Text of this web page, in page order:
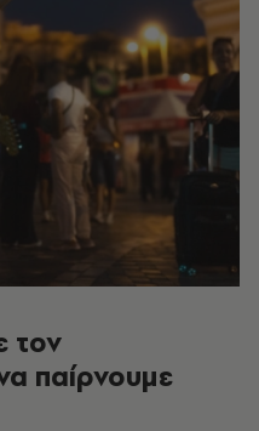
τον
παίρνουμε